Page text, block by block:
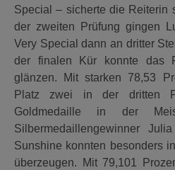
Special – sicherte die Reiterin
der zweiten Prüfung gingen
Very Special dann an dritter
der finalen Kür konnte das
glänzen. Mit starken 78,53
Platz zwei in der dritten
Goldmedaille in der
Silbermedaillengewinner
Sunshine konnten besonders
überzeugen. Mit 79,101